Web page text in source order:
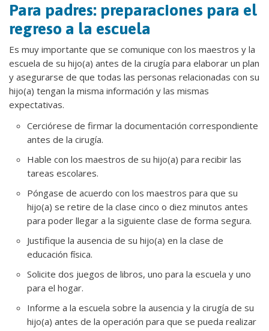
Para padres: preparaciones para el
regreso a la escuela
Es muy importante que se comunique con los maestros y la
escuela de su hijo(a) antes de la cirugía para elaborar un plan
y asegurarse de que todas las personas relacionadas con su
hijo(a) tengan la misma información y las mismas
expectativas.
Cerciórese de firmar la documentación correspondiente
antes de la cirugía.
Hable con los maestros de su hijo(a) para recibir las
tareas escolares.
Póngase de acuerdo con los maestros para que su
hijo(a) se retire de la clase cinco o diez minutos antes
para poder llegar a la siguiente clase de forma segura.
Justifique la ausencia de su hijo(a) en la clase de
educación física.
Solicite dos juegos de libros, uno para la escuela y uno
para el hogar.
Informe a la escuela sobre la ausencia y la cirugía de su
hijo(a) antes de la operación para que se pueda realizar